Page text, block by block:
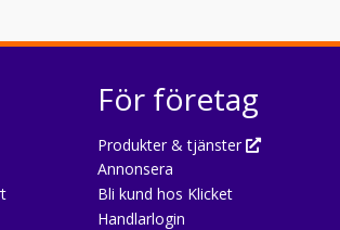
För företag
Produkter & tjänster
Annonsera
Bli kund hos Klicket
Handlarlogin